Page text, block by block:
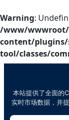
Warning:
/www/
content/plugins/
tool/classes/